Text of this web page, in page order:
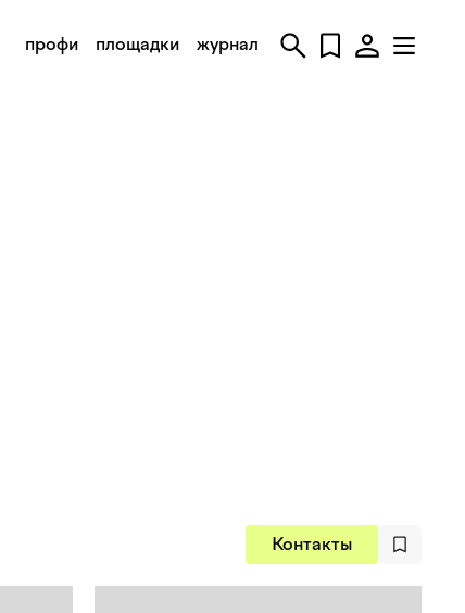
профи площадки журнал
Контакты